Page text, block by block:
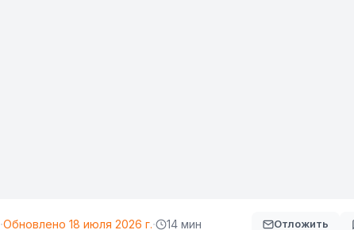
·Обновлено 18 июля 2026 г.· 14 мин Отложить